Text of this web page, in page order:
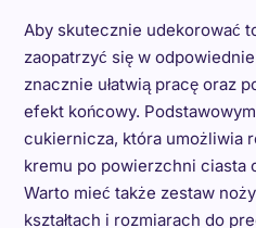
Aby skutecznie udekorować
zaopatrzyć się w
znacznie ułatwią pracę oraz
efekt końcowy.
cukiernicza, która umożliwia
kremu po powierzchni ciasta
Warto mieć także zestaw
kształtach i rozmiarach do